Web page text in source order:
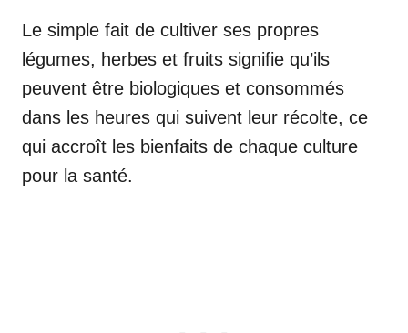
Le simple fait de cultiver ses propres
légumes, herbes et fruits signifie qu’ils
peuvent être biologiques et consommés
dans les heures qui suivent leur récolte, ce
qui accroît les bienfaits de chaque culture
pour la santé.